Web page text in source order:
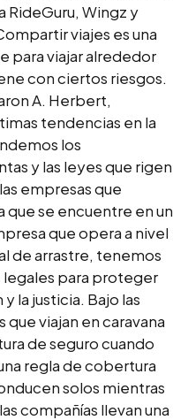
RideGuru, Wingz y
viajes es una
para viajar alrededor
con ciertos riesgos.
A. Herbert,
tendencias en la
los
y las leyes que rigen
empresas que
se encuentre en un
que opera a nivel
de arrastre, tenemos
legales para proteger
la justicia. Bajo las
viajan en caravana
de seguro cuando
regla de cobertura
solos mientras
compañías llevan una